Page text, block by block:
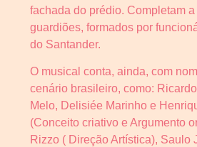
fachada do prédio. Completam
guardiões, formados por
do Santander.
O musical conta, ainda, com
cenário brasileiro, como:
Melo, Delisiée Marinho e
(Conceito criativo e Argumento
Rizzo ( Direção Artística), Saulo